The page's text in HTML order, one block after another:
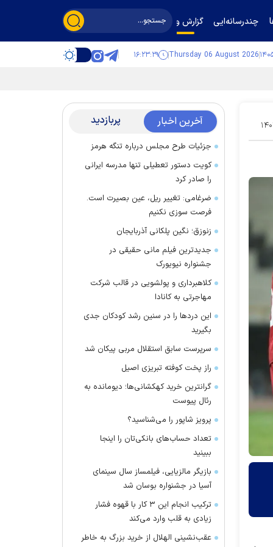
چندرسانه‌ایی گزارش و گفت‌وگو
Thursday 06 August 2026 ۱۶:۲۳:۳۰
۲۹ آخرین اخبار پربازدید
جزئیات طرح مجلس درباره تنگه هرمز
کویت دستور تعطیلی تنها مدرسه ایرانی
را صادر کرد
ضرغامی: تغییر ریل، عین بصیرت است.
فرصت سوزی نکنیم
زنوزق؛ نگین پلکانی آذربایجان
جدیدترین فیلم مانی حقیقی در
جشنواره نیویورک
کلاهبرداری و پولشویی در قالب شرکت
مهاجرتی به کانادا
این درد‌ها را در سنین رشد کودکان جدی
بگیرید
سرپرست سابق استقلال مربی پیکان شد
راز پخت کوفته تبریزی اصیل
گرانترین خرید کهکشانی‌ها؛ دیومانده به
رئال پیوست
پرویز شاپور را می‌شناسید؟
تعداد حساب‌های بانکی‌تان را اینجا
ببینید
بازیگر مالزیایی، فیلمساز سال سینمای
آسیا در جشنواره بوسان شد
ترکیب انجام این ۳ کار با قهوه فشار
زیادی به قلب وارد می‌کند
عقب‌نشینی الهلال از خرید بزرگ به خاطر